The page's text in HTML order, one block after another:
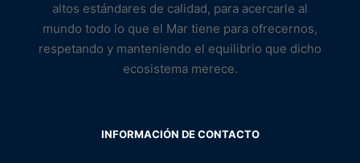
altos estándares de calidad, para acercarle al
mundo todo lo que el Mar tiene para ofrecernos,
respetando y manteniendo el equilibrio que dicho
ecosistema merece.
INFORMACIÓN DE CONTACTO